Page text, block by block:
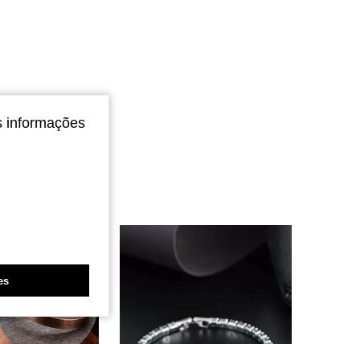
informações